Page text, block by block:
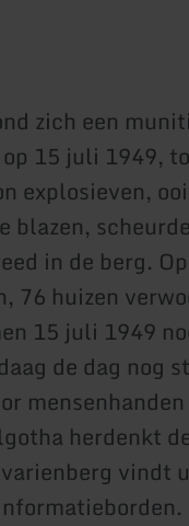
zich een
15 juli 1949,
explosieven,
blazen,
in de berg.
76 huizen
15 juli 1949
de dag nog
herdenkt
vindt u